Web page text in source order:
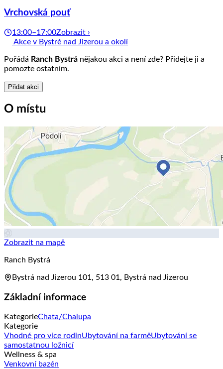
Vrchovská pouť
13:00–17:00Zobrazit ›
Akce v Bystré nad Jizerou a okolí
Pořádá Ranch Bystrá nějakou akci a není zde? Přidejte ji a
pomozte ostatním.
Přidat akci
O místu
Zobrazit na mapě
Ranch Bystrá
Bystrá nad Jizerou 101, 513 01, Bystrá nad Jizerou
Základní informace
KategorieChata/Chalupa
Kategorie
Vhodné pro více rodinUbytování na farměUbytování se
samostatnou ložnicí
Wellness & spa
Venkovní bazén